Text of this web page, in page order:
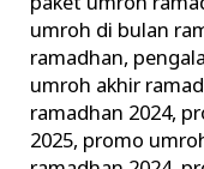
umroh di bulan
ramadhan,
umroh akhir
ramadhan 2024,
2025, promo